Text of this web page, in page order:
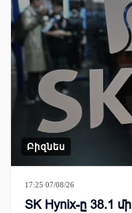
Բիզնես
17:25 07/08/26
SK Hynix-ը 38.1